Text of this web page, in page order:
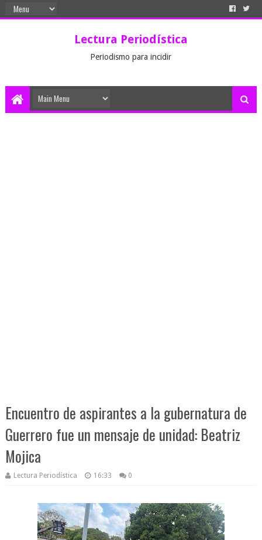
Lectura Periodística
Periodismo para incidir
Encuentro de aspirantes a la gubernatura de
Guerrero fue un mensaje de unidad: Beatriz
Mojica
Lectura Periodística 16:33 0